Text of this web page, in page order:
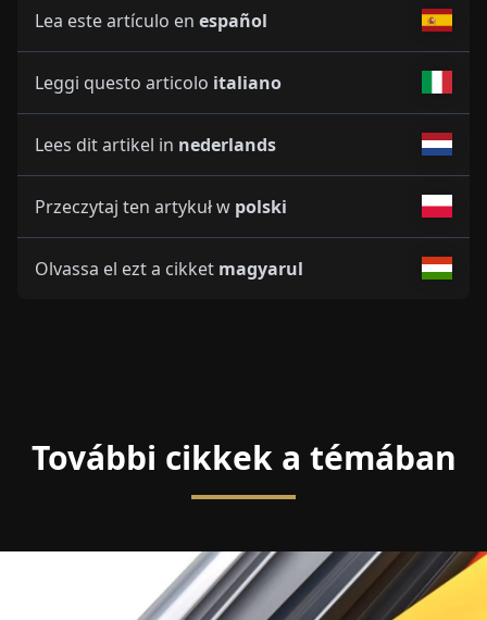
Lea este artículo en español
Leggi questo articolo italiano
Lees dit artikel in nederlands
Przeczytaj ten artykuł w polski
Olvassa el ezt a cikket magyarul
További cikkek a témában